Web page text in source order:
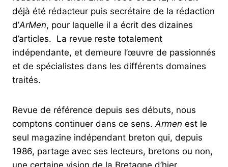
déjà été rédacteur puis secrétaire de la rédaction
d’ArMen, pour laquelle il a écrit des dizaines
d’articles. La revue reste totalement
indépendante, et demeure l’œuvre de passionnés
et de spécialistes dans les différents domaines
traités.
Revue de référence depuis ses débuts, nous
comptons continuer dans ce sens. Armen est le
seul magazine indépendant breton qui, depuis
1986, partage avec ses lecteurs, bretons ou non,
une certaine vision de la Bretagne d’hier,